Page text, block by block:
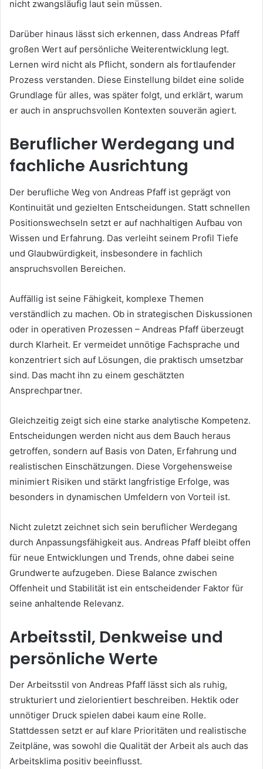
nicht zwangsläufig laut sein müssen.
Darüber hinaus lässt sich erkennen, dass Andreas Pfaff
großen Wert auf persönliche Weiterentwicklung legt.
Lernen wird nicht als Pflicht, sondern als fortlaufender
Prozess verstanden. Diese Einstellung bildet eine solide
Grundlage für alles, was später folgt, und erklärt, warum
er auch in anspruchsvollen Kontexten souverän agiert.
Beruflicher Werdegang und
fachliche Ausrichtung
Der berufliche Weg von Andreas Pfaff ist geprägt von
Kontinuität und gezielten Entscheidungen. Statt schnellen
Positionswechseln setzt er auf nachhaltigen Aufbau von
Wissen und Erfahrung. Das verleiht seinem Profil Tiefe
und Glaubwürdigkeit, insbesondere in fachlich
anspruchsvollen Bereichen.
Auffällig ist seine Fähigkeit, komplexe Themen
verständlich zu machen. Ob in strategischen Diskussionen
oder in operativen Prozessen – Andreas Pfaff überzeugt
durch Klarheit. Er vermeidet unnötige Fachsprache und
konzentriert sich auf Lösungen, die praktisch umsetzbar
sind. Das macht ihn zu einem geschätzten
Ansprechpartner.
Gleichzeitig zeigt sich eine starke analytische Kompetenz.
Entscheidungen werden nicht aus dem Bauch heraus
getroffen, sondern auf Basis von Daten, Erfahrung und
realistischen Einschätzungen. Diese Vorgehensweise
minimiert Risiken und stärkt langfristige Erfolge, was
besonders in dynamischen Umfeldern von Vorteil ist.
Nicht zuletzt zeichnet sich sein beruflicher Werdegang
durch Anpassungsfähigkeit aus. Andreas Pfaff bleibt offen
für neue Entwicklungen und Trends, ohne dabei seine
Grundwerte aufzugeben. Diese Balance zwischen
Offenheit und Stabilität ist ein entscheidender Faktor für
seine anhaltende Relevanz.
Arbeitsstil, Denkweise und
persönliche Werte
Der Arbeitsstil von Andreas Pfaff lässt sich als ruhig,
strukturiert und zielorientiert beschreiben. Hektik oder
unnötiger Druck spielen dabei kaum eine Rolle.
Stattdessen setzt er auf klare Prioritäten und realistische
Zeitpläne, was sowohl die Qualität der Arbeit als auch das
Arbeitsklima positiv beeinflusst.